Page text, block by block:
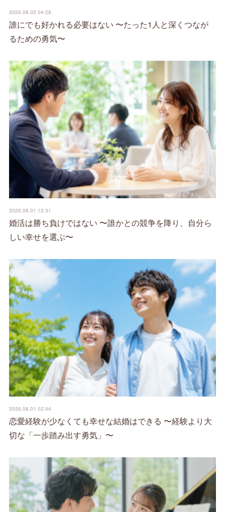
2026.08.02 04:28
誰にでも好かれる必要はない 〜たった1人と深くつなが
るための勇気〜
2026.08.01 12:31
婚活は勝ち負けではない 〜誰かとの競争を降り、自分ら
しい幸せを選ぶ〜
2026.08.01 02:44
恋愛経験が少なくても幸せな結婚はできる 〜経験より大
切な「一歩踏み出す勇気」〜